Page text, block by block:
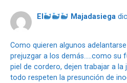
El Majadasiega
Como quieren algunos
prejuzgar a los demás…..como su
piel de cordero, dejen trabajar a la
todo respeten la presunción de